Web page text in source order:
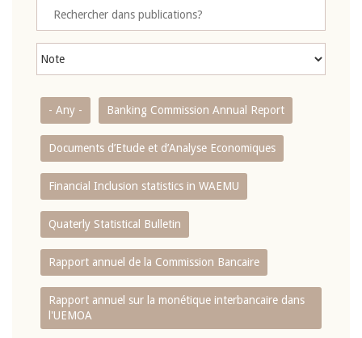
- Any - Banking Commission Annual Report
Documents d’Etude et d’Analyse Economiques
Financial Inclusion statistics in WAEMU
Quaterly Statistical Bulletin
Rapport annuel de la Commission Bancaire
Rapport annuel sur la monétique interbancaire dans
l'UEMOA